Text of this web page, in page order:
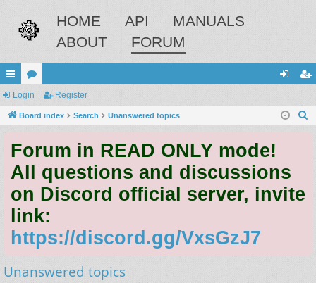
HOME API
MANUALS
ABOUT
FORUM
ui
ck
ks
or
u
s
in ist
Login Register
Board index Search Unanswered topics
Forum in READ ONLY mode!
All questions and discussions
on Discord official server, invite
link:
https://discord.gg/VxsGzJ7
Unanswered topics